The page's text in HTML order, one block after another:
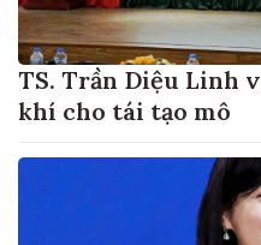
TS. Trần Diệu Linh
khí cho tái tạo mô